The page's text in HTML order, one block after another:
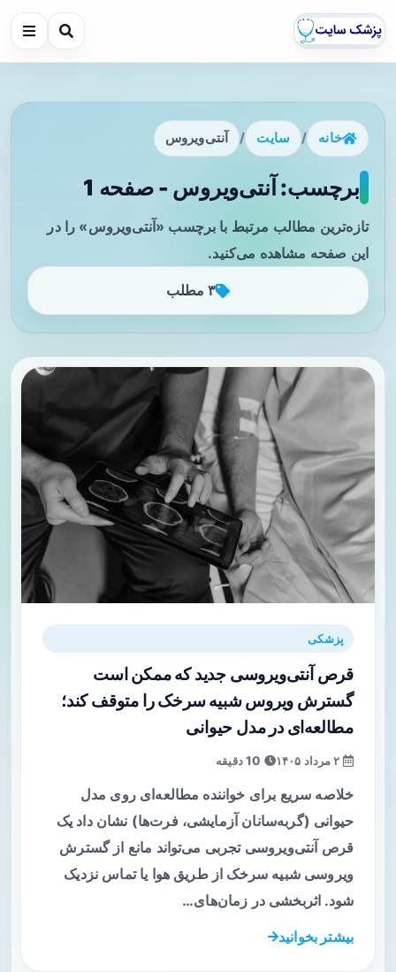
خانه / سایت / آنتی‌ویروس
برچسب: آنتی‌ویروس - صفحه 1
تازه‌ترین مطالب مرتبط با برچسب «آنتی‌ویروس» را در
این صفحه مشاهده می‌کنید.
۳ مطلب
پزشکی
قرص آنتی‌ویروسی جدید که ممکن است
گسترش ویروس شبیه سرخک را متوقف کند؛
مطالعه‌ای در مدل حیوانی
خلاصه سریع برای خواننده مطالعه‌ای روی مدل
حیوانی (گربه‌سانان آزمایشی، فرت‌ها) نشان داد یک
قرص آنتی‌ویروسی تجربی می‌تواند مانع از گسترش
ویروسی شبیه سرخک از طریق هوا یا تماس نزدیک
شود. اثربخشی در زمان‌های…
بیشتر بخوانید